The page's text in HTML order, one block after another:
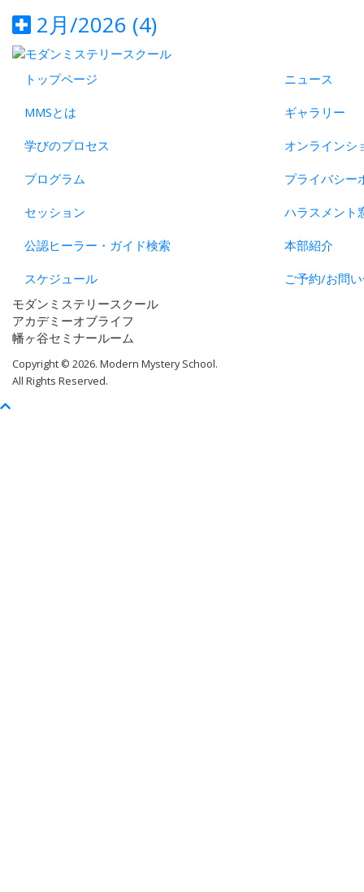
2月/2026 (4)
トップページ
MMSとは
学びのプロセス
プログラム
セッション
公認ヒーラー・ガイド検索
スケジュール
ニュース
ギャラリー
オンラインシ
プライバシー
ハラスメント
本部紹介
ご予約/お問
モダンミステリースクール
アカデミーオブライフ
幡ヶ谷セミナールーム
Copyright © 2026. Modern Mystery School.
All Rights Reserved.